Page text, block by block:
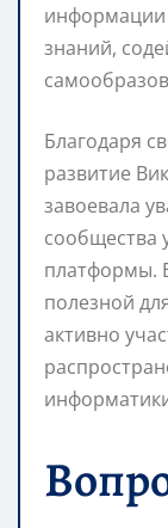
информации
знаний,
Благодаря
развитие
завоевала
сообщества
платформы.
полезной
активно